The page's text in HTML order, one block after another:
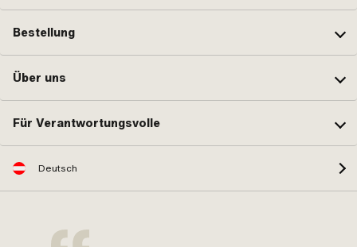
Bestellung
Über uns
Für Verantwortungsvolle
Deutsch